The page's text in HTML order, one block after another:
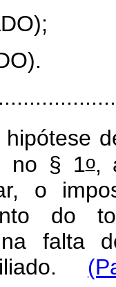
no § 1o,
o
do
falta